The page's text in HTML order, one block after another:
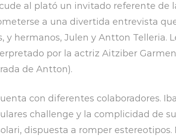
al plató un invitado referente de
a una divertida entrevista
y hermanos, Julen y Antton Telleria.
por la actriz Aitziber
de Antton).
con diferentes colaboradores.
challenge y la complicidad de
dispuesta a romper estereotipos.